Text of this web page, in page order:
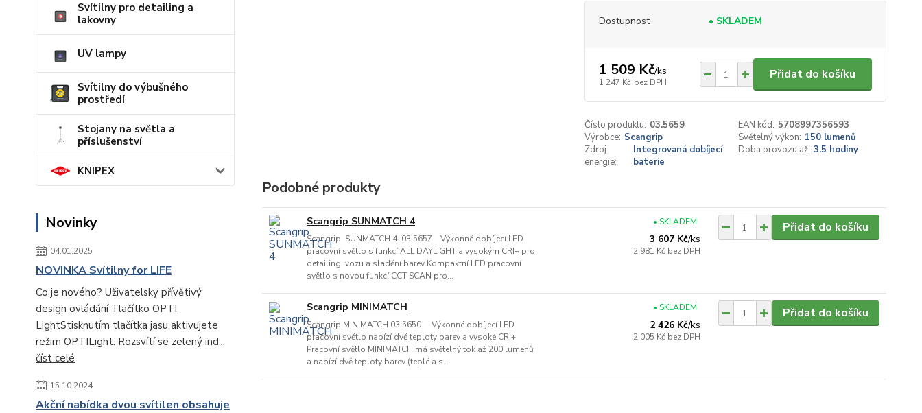
Svítilny pro detailing a
lakovny
UV lampy
Svítilny do výbušného
prostředí
Stojany na světla a
příslušenství
KNIPEX
Novinky
04.01.2025
NOVINKA Svítilny for LIFE
Co je nového? Uživatelsky přívětivý
design ovládání Tlačítko OPTI
LightStisknutím tlačítka jasu aktivujete
režim OPTILight. Rozsvítí se zelený ind...
číst celé
15.10.2024
Akční nabídka dvou svítilen obsahuje
Dostupnost • SKLADEM
1 509 Kč/ks
1 247 Kč bez DPH
Přidat do košíku
Číslo produktu: 03.5659 EAN kód: 5708997356593
Výrobce: Scangrip Světelný výkon: 150 lumenů
Zdroj
energie:
Integrovaná dobíjecí
baterie
Doba provozu až: 3.5 hodiny
Podobné produkty
Scangrip SUNMATCH 4
Scangrip SUNMATCH 4 03.5657 Výkonné dobíjecí LED
pracovní světlo s funkcí ALL DAYLIGHT a vysokým CRI+ pro
detailing vozu a sladění barev Kompaktní LED pracovní
světlo s novou funkcí CCT SCAN pro...
3 607 Kč/ks
2 981 Kč bez DPH
• SKLADEM Přidat do košíku
Scangrip MINIMATCH
Scangrip MINIMATCH 03.5650 Výkonné dobíjecí LED
pracovní světlo nabízí dvě teploty barev a vysoké CRI+
Pracovní světlo MINIMATCH má světelný tok až 200 lumenů
a nabízí dvě teploty barev (teplé a s...
2 426 Kč/ks
2 005 Kč bez DPH
• SKLADEM Přidat do košíku